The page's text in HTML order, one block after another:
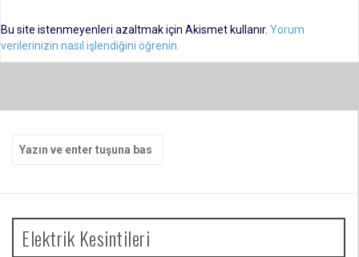
Bu site istenmeyenleri azaltmak için Akismet kullanır. Yorum
verilerinizin nasıl işlendiğini öğrenin.
yap:
Elektrik Kesintileri